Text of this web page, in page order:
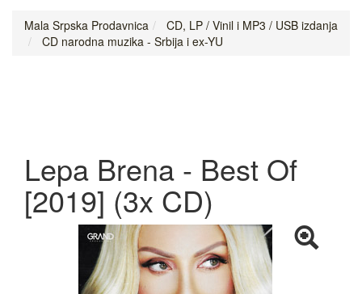
Mala Srpska Prodavnica
CD, LP / Vinil i MP3 / USB izdanja
CD narodna muzika - Srbija i ex-YU
Lepa Brena - Best Of
[2019] (3x CD)